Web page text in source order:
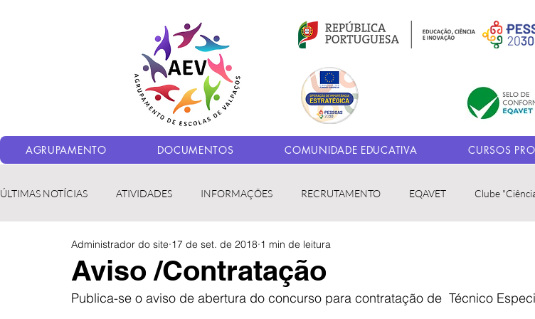
AGRUPAMENTO DOCUMENTOS COMUNIDADE EDUCATIVA CURSOS
ÚLTIMAS NOTÍCIAS ATIVIDADES INFORMAÇÕES RECRUTAMENTO EQAVET Clube
Bibliotecas LER fora da Escola ERASMUS+ LED
Aviso /Contratação
Administrador do site 17 de set. de 2018 1 min de leitura
Publica-se o aviso de abertura do concurso para contratação de  Técnico